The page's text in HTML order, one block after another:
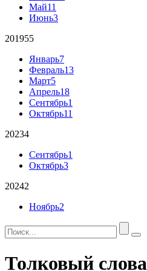
Май11
Июнь3
201955
Январь7
Февраль13
Март5
Апрель18
Сентябрь1
Октябрь11
20234
Сентябрь1
Октябрь3
20242
Ноябрь2
Толковый